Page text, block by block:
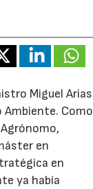
Miguel Arias
Como
en
en
ya había